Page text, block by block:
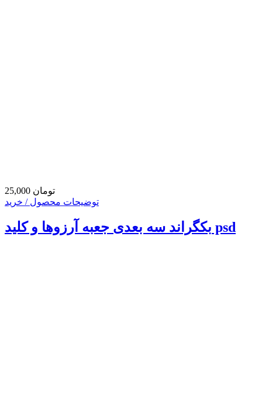
25,000 تومان
توضیحات محصول / خرید
بکگراند سه بعدی جعبه آرزوها و کلید psd